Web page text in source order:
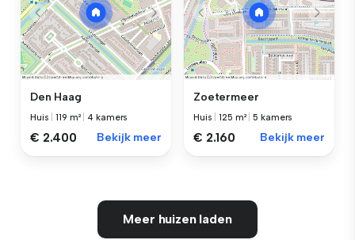
Den Haag
Huis |119 m² 4 kamers
€ 2.400 Bekijk meer
Zoetermeer
Huis |125 m² |5 kamers
€ 2.160 Bekijk meer
Meer huizen laden